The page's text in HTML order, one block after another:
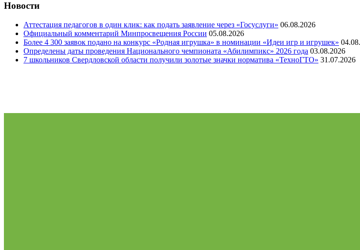
Новости
Аттестация педагогов в один клик: как подать заявление через «Госуслуги» 06.08.2026
Официальный комментарий Минпросвещения России 05.08.2026
Более 4 300 заявок подано на конкурс «Родная игрушка» в номинации «Идеи игр и игрушек»
Определены даты проведения Национального чемпионата «Абилимпикс» 2026 года 03.08.2026
7 школьников Свердловской области получили золотые значки норматива «ТехноГТО» 31.07.2026